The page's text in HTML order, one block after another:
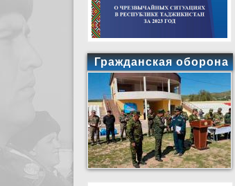
Гражданская оборона